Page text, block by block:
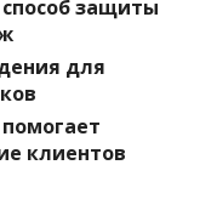
защиты
для
клиентов